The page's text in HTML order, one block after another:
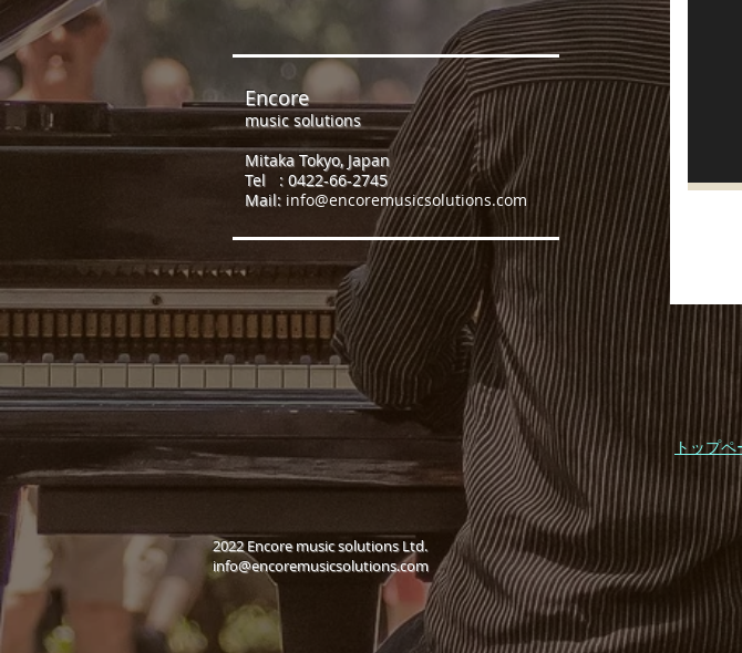
Encore
music solutions
Mitaka Tokyo, Japan
​Tel : 0422-66-2745
Mail: info@encoremusicsolutions.com
トップ
​2022 Encore music solutions Ltd.
info@encoremusicsolutions.com